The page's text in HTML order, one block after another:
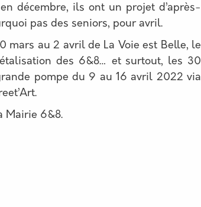
décembre, ils ont un projet d’après-
pas des seniors, pour avril.
mars au 2 avril de La Voie est Belle, le
des 6&8… et surtout, les 30
pompe du 9 au 16 avril 2022 via
Mairie 6&8.